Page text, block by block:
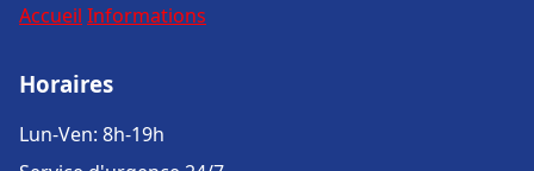
Accueil Informations
Horaires
Lun-Ven: 8h-19h